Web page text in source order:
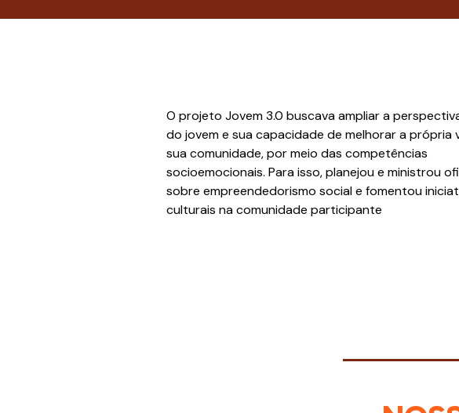
O projeto Jovem 3.0 buscava ampliar a
do jovem e sua capacidade de melhorar a própria
sua comunidade, por meio das competências
socioemocionais. Para isso, planejou e ministrou
sobre empreendedorismo social e fomentou
culturais na comunidade participante